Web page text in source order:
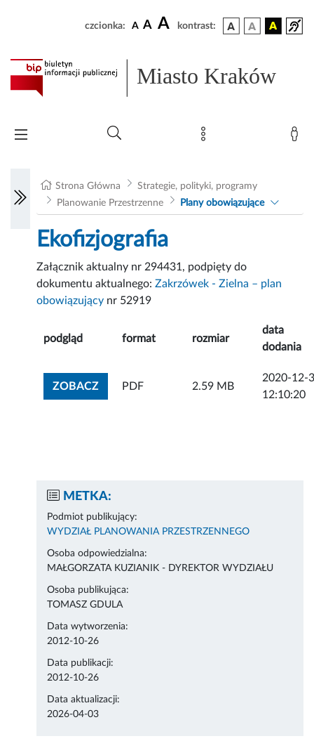
czcionka: A A A kontrast:
Miasto Kraków
Strona Główna
Strategie, polityki, programy
Planowanie Przestrzenne
Plany obowiązujące
Ekofizjografia
Załącznik aktualny nr 294431, podpięty do
dokumentu aktualnego:Zakrzówek - Zielna – plan
obowiązujący nr 52919
podgląd format rozmiar
data
dodania
ZOBACZZOBACZ ZAŁĄCZNIK
PDF 2.59 MB
2020-12-
12:10:20
METKA:
Podmiot publikujący:
WYDZIAŁ PLANOWANIA PRZESTRZENNEGO
Osoba odpowiedzialna:
MAŁGORZATA KUZIANIK - DYREKTOR WYDZIAŁU
Osoba publikująca:
TOMASZ GDULA
Data wytworzenia:
2012-10-26
Data publikacji:
2012-10-26
Data aktualizacji:
2026-04-03